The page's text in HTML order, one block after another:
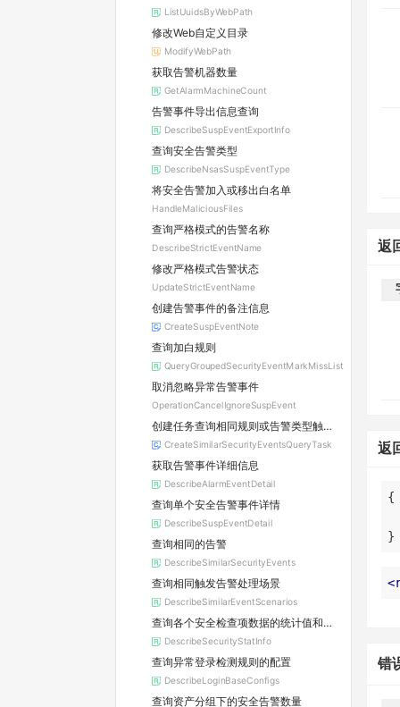
ListUuidsByWebPath
修改Web自定义目录
ModifyWebPath
获取告警机器数量
GetAlarmMachineCount
告警事件导出信息查询
DescribeSuspEventExportInfo
查询安全告警类型
DescribeNsasSuspEventType
将安全告警加入或移出白名单
HandleMaliciousFiles
查询严格模式的告警名称
DescribeStrictEventName
修改严格模式告警状态
UpdateStrictEventName
创建告警事件的备注信息
CreateSuspEventNote
查询加白规则
QueryGroupedSecurityEventMarkMissList
取消忽略异常告警事件
OperationCancelIgnoreSuspEvent
创建任务查询相同规则或告警类型触发的告警事件
CreateSimilarSecurityEventsQueryTask
获取告警事件详细信息
DescribeAlarmEventDetail
查询单个安全告警事件详情
DescribeSuspEventDetail
查询相同的告警
DescribeSimilarSecurityEvents
查询相同触发告警处理场景
DescribeSimilarEventScenarios
查询各个安全检查项数据的统计值和安全检查项趋势图中每天的统计值
DescribeSecurityStatInfo
查询异常登录检测规则的配置
DescribeLoginBaseConfigs
查询资产分组下的安全告警数量
返
返
}
<
错